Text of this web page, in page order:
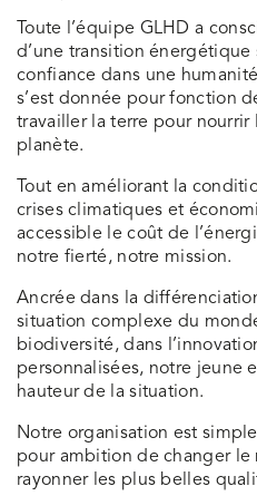
Toute l’équipe GLHD a
d’une transition
confiance dans une
s’est donnée pour fonction
travailler la terre pour nourrir
planète.
Tout en améliorant la
crises climatiques et
accessible le coût de
notre fierté, notre mission.
Ancrée dans la
situation complexe du
biodiversité, dans
personnalisées, notre jeune
hauteur de la situation.
Notre organisation est
pour ambition de changer le
rayonner les plus belles